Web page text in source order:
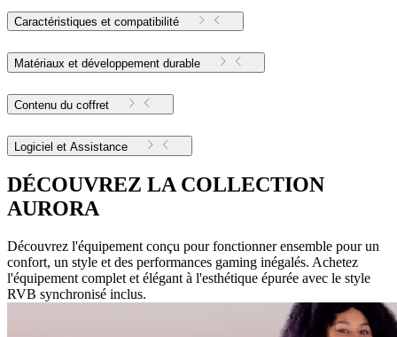
Caractéristiques et compatibilité
Matériaux et développement durable
Contenu du coffret
Logiciel et Assistance
DÉCOUVREZ LA COLLECTION
AURORA
Découvrez l'équipement conçu pour fonctionner ensemble pour un
confort, un style et des performances gaming inégalés. Achetez
l'équipement complet et élégant à l'esthétique épurée avec le style
RVB synchronisé inclus.